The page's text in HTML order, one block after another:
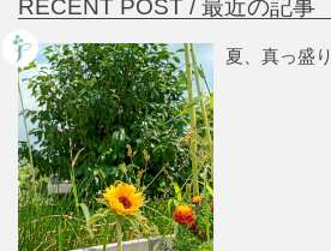
RECENT POST /最近の記事
夏、真っ盛り